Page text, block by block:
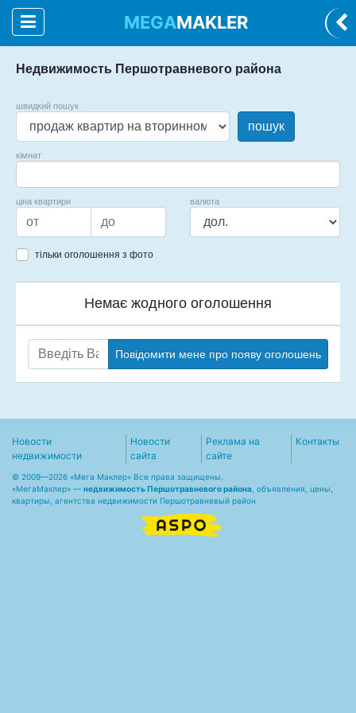
MEGAMAKLER
Недвижимость Першотравневого района
швидкий пошук
пошук
кімнат
ціна квартири валюта
тільки оголошення з фото
Немає жодного оголошення
Повідомити мене про появу оголошень
Новости
недвижимости
Новости
сайта
Реклама на
сайте
Контакты
© 2009—2026 «Мега Маклер» Все права защищены.
«МегаМаклер» — недвижимость Першотравневого района , объявления, цены,
квартиры, агентства недвижимости Першотравневый район